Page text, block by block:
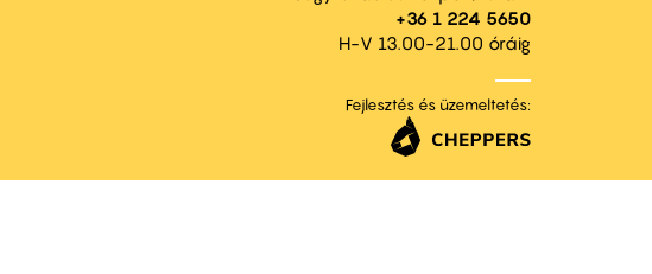
+36 1 224 5650
H-V 13.00-21.00 óráig
Fejlesztés és üzemeltetés: